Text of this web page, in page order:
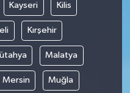
Kayseri Kilis
Kırşehir
Malatya
Mersin Muğla